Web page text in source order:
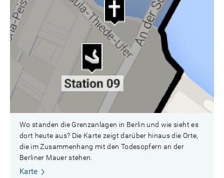
Wo standen die Grenzanlagen in Berlin und wie sieht es
dort heute aus? Die Karte zeigt darüber hinaus die Orte,
die im Zusammenhang mit den Todesopfern an der
Berliner Mauer stehen.
Karte